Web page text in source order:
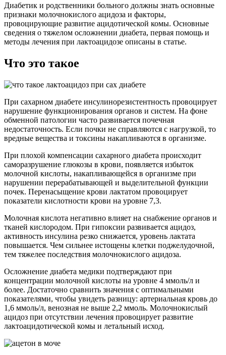
Диабетик и родственники больного должны знать основные
признаки молочнокислого ацидоза и факторы,
провоцирующие развитие ацидотической комы. Основные
сведения о тяжелом осложнении диабета, первая помощь и
методы лечения при лактоацидозе описаны в статье.
Что это такое
При сахарном диабете инсулинорезистентность провоцирует
нарушение функционирования органов и систем. На фоне
обменной патологии часто развивается почечная
недостаточность. Если почки не справляются с нагрузкой, то
вредные вещества и токсины накапливаются в организме.
При плохой компенсации сахарного диабета происходит
саморазрушение глюкозы в крови, появляется избыток
молочной кислоты, накапливающейся в организме при
нарушении перерабатывающей и выделительной функции
почек. Перенасыщение крови лактатом провоцирует
показатели кислотности крови на уровне 7,3.
Молочная кислота негативно влияет на снабжение органов и
тканей кислородом. При гипоксии развивается ацидоз,
активность инсулина резко снижается, уровень лактата
повышается. Чем сильнее истощены клетки поджелудочной,
тем тяжелее последствия молочнокислого ацидоза.
Осложнение диабета медики подтверждают при
концентрации молочной кислоты на уровне 4 ммоль/л и
более. Достаточно сравнить значения с оптимальными
показателями, чтобы увидеть разницу: артериальная кровь до
1,6 ммоль/л, венозная не выше 2,2 ммоль. Молочнокислый
ацидоз при отсутствии лечения провоцирует развитие
лактоацидотической комы и летальный исход.